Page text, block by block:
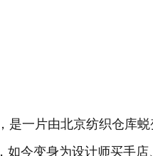
是一片由北京纺织仓库
今变身为设计师买手